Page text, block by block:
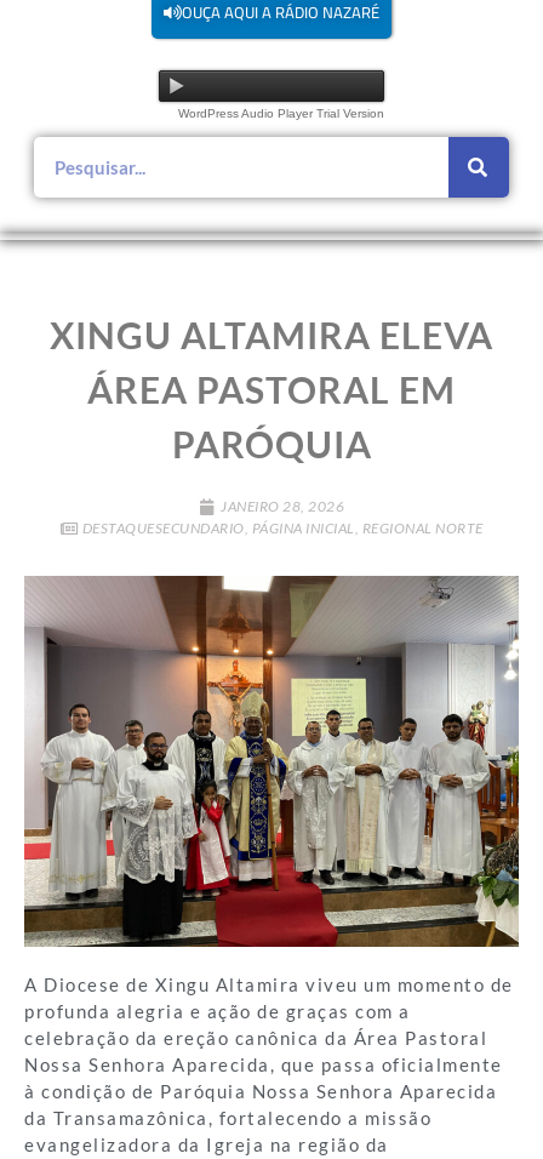
OUÇA AQUI A RÁDIO NAZARÉ
WordPress Audio Player Trial Version
XINGU ALTAMIRA ELEVA
ÁREA PASTORAL EM
PARÓQUIA
JANEIRO 28, 2026
DESTAQUESECUNDARIO, PÁGINA INICIAL, REGIONAL NORTE
A Diocese de Xingu Altamira viveu um momento de
profunda alegria e ação de graças com a
celebração da ereção canônica da Área Pastoral
Nossa Senhora Aparecida, que passa oficialmente
à condição de Paróquia Nossa Senhora Aparecida
da Transamazônica, fortalecendo a missão
evangelizadora da Igreja na região da